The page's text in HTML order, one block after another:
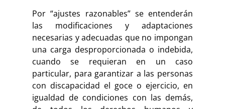
Por “ajustes razonables” se entenderán
las modificaciones y adaptaciones
necesarias y adecuadas que no impongan
una carga desproporcionada o indebida,
cuando se requieran en un caso
particular, para garantizar a las personas
con discapacidad el goce o ejercicio, en
igualdad de condiciones con las demás,